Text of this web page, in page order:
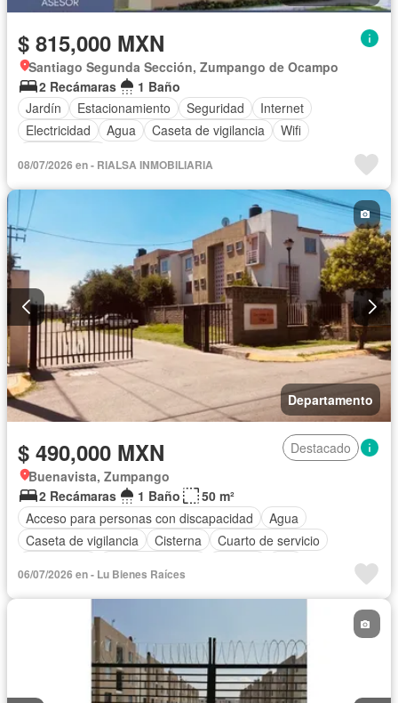
$ 815,000 MXN
Santiago Segunda Sección, Zumpango de Ocampo
2 Recámaras
1 Baño
Jardín
Estacionamiento Seguridad
Internet
Electricidad
Agua Caseta de vigilancia
Wifi
08/07/2026 en - RIALSA INMOBILIARIA
Departamento
$ 490,000 MXN
Destacado
Buenavista, Zumpango
2 Recámaras
1 Baño
50 m²
Acceso para personas con discapacidad
Agua
Caseta de vigilancia
Cisterna
Cuarto de servicio
Zonas verdes
Sin amueblar
06/07/2026 en - Lu Bienes Raíces